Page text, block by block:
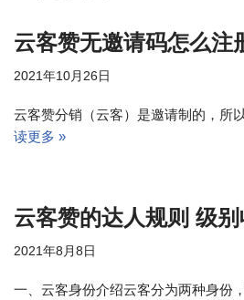
云客赞无邀请码怎么注
2021年10月26日
云客赞分销（云客）是邀请制的，所
读更多 »
云客赞的达人规则 级
2021年8月8日
一、云客身份介绍云客分为两种身份